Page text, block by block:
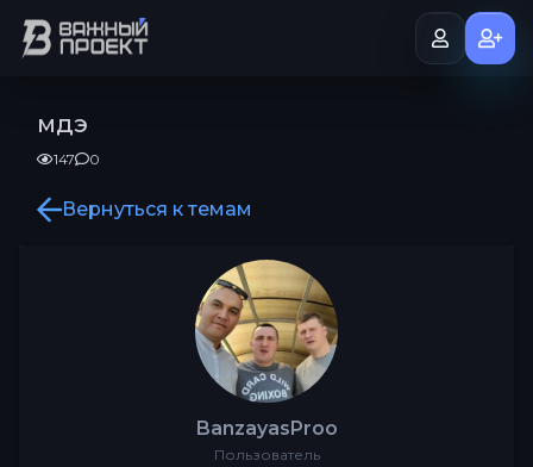
мдэ
147 0
Вернуться к темам
BanzayasProo
Пользователь